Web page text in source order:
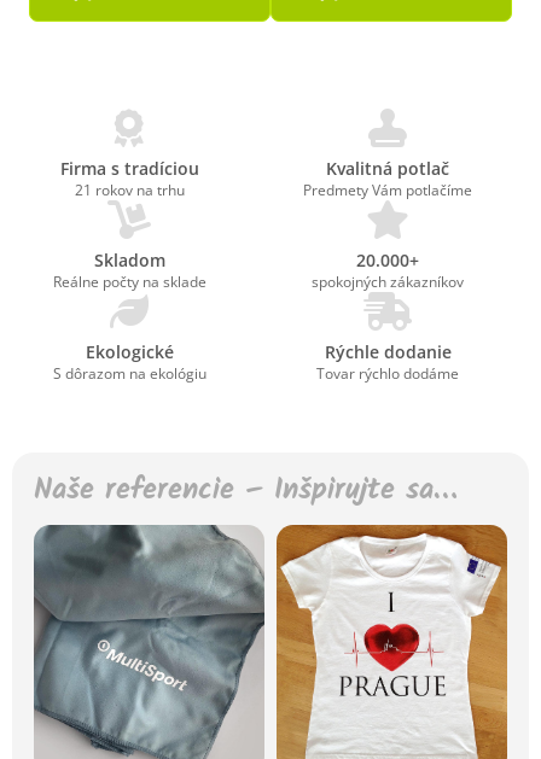
Firma s tradíciou
21 rokov na trhu
Kvalitná potlač
Predmety Vám potlačíme
Skladom
Reálne počty na sklade
20.000+
spokojných zákazníkov
Ekologické
S dôrazom na ekológiu
Rýchle dodanie
Tovar rýchlo dodáme
Naše referencie – Inšpirujte sa…